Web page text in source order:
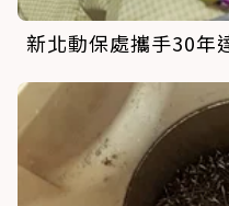
新北動保處攜手30年